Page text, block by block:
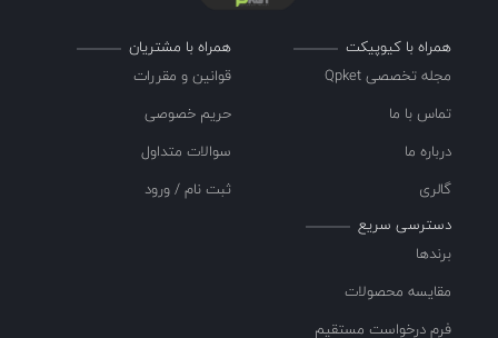
همراه با کیوپیکت
مجله تخصصی Qpket
تماس با ما
درباره ما
گالری
همراه با مشتریان
قوانین و مقررات
حریم خصوصی
سوالات متداول
ثبت نام / ورود
دسترسی سریع
برندها
مقایسه محصولات
فرم درخواست مستقیم